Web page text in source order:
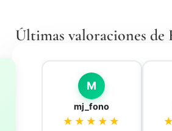
Últimas valoraciones de